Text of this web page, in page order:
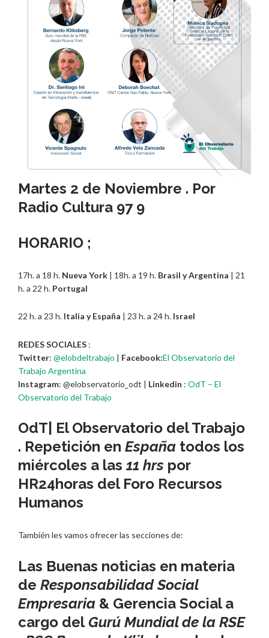
Martes 2 de Noviembre . Por
Radio Cultura 97 9
HORARIO ;
17h. a 18 h. Nueva York | 18h. a 19 h. Brasil y Argentina | 21
h. a 22 h. Portugal
22 h. a 23 h. Italia y España | 23 h. a 24 h. Israel
REDES SOCIALES :
Twitter: @elobdeltrabajo | Facebook:El Observatorio del
Trabajo Argentina
Instagram: @elobservatorio_odt | Linkedin : OdT – El
Observatorio del Trabajo
OdT| El Observatorio del Trabajo
. Repetición en España todos los
miércoles a las 11 hrs por
HR24horas del Foro Recursos
Humanos
También les vamos ofrecer las secciones de:
Las Buenas noticias en materia
de Responsabilidad Social
Empresaria & Gerencia Social a
cargo delGurú Mundial de la RSE